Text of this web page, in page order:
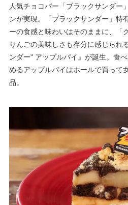
人気チョコバー「ブラックサンダー
ンが実現。「ブラックサンダー」特
ーの食感と味わいはそのままに、「
りんごの美味しさも存分に感じられ
ンダー" アップルパイ』が誕生。食
めるアップルパイはホールで買って
品。